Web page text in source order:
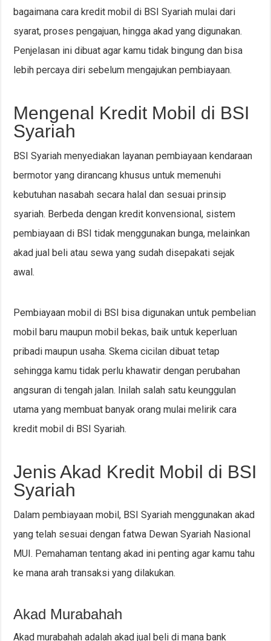
bagaimana cara kredit mobil di BSI Syariah mulai dari
syarat, proses pengajuan, hingga akad yang digunakan.
Penjelasan ini dibuat agar kamu tidak bingung dan bisa
lebih percaya diri sebelum mengajukan pembiayaan.
Mengenal Kredit Mobil di BSI
Syariah
BSI Syariah menyediakan layanan pembiayaan kendaraan
bermotor yang dirancang khusus untuk memenuhi
kebutuhan nasabah secara halal dan sesuai prinsip
syariah. Berbeda dengan kredit konvensional, sistem
pembiayaan di BSI tidak menggunakan bunga, melainkan
akad jual beli atau sewa yang sudah disepakati sejak
awal.
Pembiayaan mobil di BSI bisa digunakan untuk pembelian
mobil baru maupun mobil bekas, baik untuk keperluan
pribadi maupun usaha. Skema cicilan dibuat tetap
sehingga kamu tidak perlu khawatir dengan perubahan
angsuran di tengah jalan. Inilah salah satu keunggulan
utama yang membuat banyak orang mulai melirik cara
kredit mobil di BSI Syariah.
Jenis Akad Kredit Mobil di BSI
Syariah
Dalam pembiayaan mobil, BSI Syariah menggunakan akad
yang telah sesuai dengan fatwa Dewan Syariah Nasional
MUI. Pemahaman tentang akad ini penting agar kamu tahu
ke mana arah transaksi yang dilakukan.
Akad Murabahah
Akad murabahah adalah akad jual beli di mana bank